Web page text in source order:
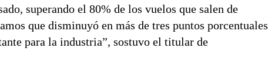
superando el 80% de los vuelos que salen de
que disminuyó en más de tres puntos porcentuales
para la industria”, sostuvo el titular de